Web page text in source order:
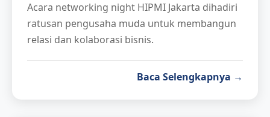
Acara networking night HIPMI Jakarta dihadiri
ratusan pengusaha muda untuk membangun
relasi dan kolaborasi bisnis.
Baca Selengkapnya →